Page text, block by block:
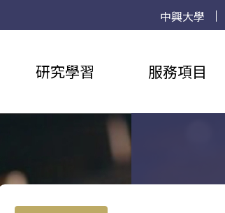
中興大學
研究學習 服務項目